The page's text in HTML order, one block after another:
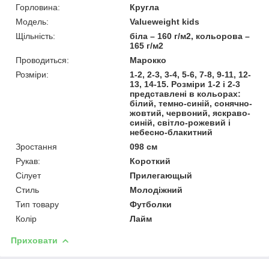
Горловина:
Кругла
Модель:
Valueweight kids
Щільність:
біла – 160 г/м2, кольорова –
165 г/м2
Проводиться:
Марокко
Розміри:
1-2, 2-3, 3-4, 5-6, 7-8, 9-11, 12-
13, 14-15. Розміри 1-2 і 2-3
представлені в кольорах:
білий, темно-синій, сонячно-
жовтий, червоний, яскраво-
синій, світло-рожевий і
небесно-блакитний
Зростання
098 см
Рукав:
Короткий
Сілует
Прилегающый
Стиль
Молодіжний
Тип товару
Футболки
Колір
Лайм
Приховати